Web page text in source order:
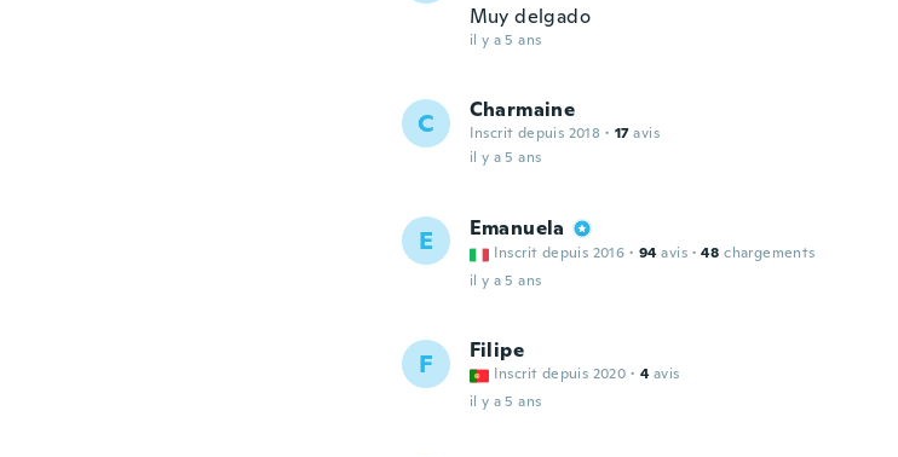
Muy delgado
il y a 5 ans
C Charmaine
Inscrit depuis 2018 · 17 avis
il y a 5 ans
E Emanuela
Inscrit depuis 2016 · 94 avis · 48 chargements
il y a 5 ans
F Filipe
Inscrit depuis 2020 · 4 avis
il y a 5 ans